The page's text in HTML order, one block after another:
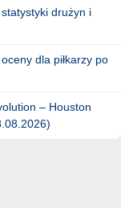
drużyn i
dla piłkarzy po
– Houston